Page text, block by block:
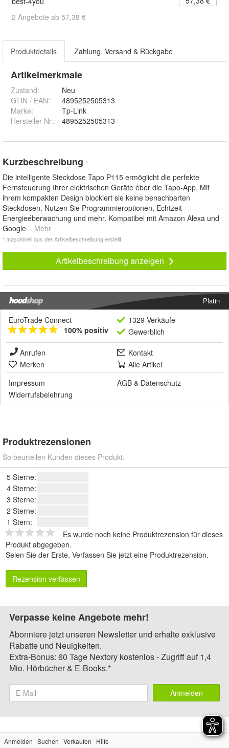
2 Angebote ab 57,38 €
Produktdetails Zahlung, Versand & Rückgabe
Artikelmerkmale
Zustand:
Neu
GTIN / EAN:
4895252505313
Marke:
Tp-Link
Hersteller Nr.:
4895252505313
Kurzbeschreibung *
Die intelligente Steckdose Tapo P115 ermöglicht die perfekte
Fernsteuerung Ihrer elektrischen Geräte éber die Tapo-App. Mit
ihrem kompakten Design blockiert sie keine benachbarten
Steckdosen. Nutzen Sie Programmieroptionen, Echtzeit-
Energieéberwachung und mehr. Kompatibel mit Amazon Alexa und
Google... Mehr
* maschinell aus der Artikelbeschreibung erstellt
Artikelbeschreibung anzeigen
Platin
EuroTrade Connect
100% positiv
1329 Verkäufe
Gewerblich
Anrufen
Kontakt
Merken
Alle Artikel
Impressum
AGB & Datenschutz
Widerrufsbelehrung
Produktrezensionen
So beurteilen Kunden dieses Produkt.
5 Sterne:
4 Sterne:
3 Sterne:
2 Sterne:
1 Stern:
Es wurde noch keine Produktrezension für dieses
Produkt abgegeben.
Seien Sie der Erste. Verfassen Sie jetzt eine Produktrezension.
Rezension verfassen
Verpasse keine Angebote mehr!
Abonniere jetzt unseren Newsletter und erhalte exklusive
Rabatte und Neuigkeiten.
Extra-Bonus: 60 Tage Nextory kostenlos - Zugriff auf 1,4
Mio. Hörbücher & E-Books.*
Anmelden
Anmelden Suchen Verkaufen
Hilfe